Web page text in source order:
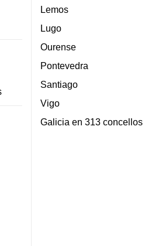
Lemos
Lugo
Ourense
Pontevedra
Santiago
Vigo
Galicia en 313 concellos